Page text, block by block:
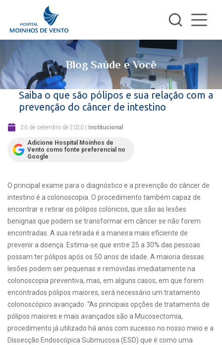
Blog Saúde e Você
Saiba o que são pólipos e sua relação com a
prevenção do câncer de intestino
26 de setembro de 2020 | Institucional
Adicione Hospital Moinhos de
Vento como fonte preferencial no
Google
O principal exame para o diagnóstico e a prevenção do câncer de
intestino é a colonoscopia. O procedimento também capaz de
encontrar e retirar os pólipos colönicos, que são as lesões
benignas que podem se transformar em câncer se não forem
encontradas. A sua retirada é a maneira mais eficiente de
prevenir a doença. Estima-se que entre 25 a 30% das pessoas
possam ter pólipos após os 50 anos de idade. A maioria dessas
lesões podem ser pequenas e removidas imediatamente na
colonoscopia preventiva, mas, em alguns casos, em que forem
encontrados pólipos maiores, será necessário um tratamento
colonoscópico avançado. “As principais opções de tratamento de
pólipos maiores e mais avançados são a Mucosectomia,
procedimento já utilizado há anos com sucesso no nosso meio e a
Dissecção Endoscópica Submucosa (ESD) que é como uma